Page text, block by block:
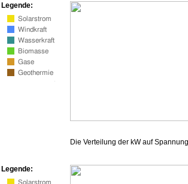
Legende:
Die Verteilung der kW auf
Legende: